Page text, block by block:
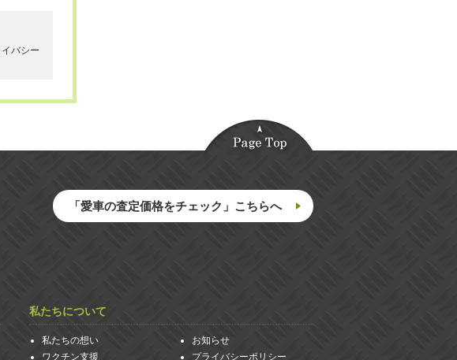
バシー
「愛車の査定価格をチェック」こちらへ
私たちについて
私たちの想い
ワクチン支援
お知らせ
プライバシーポリシー